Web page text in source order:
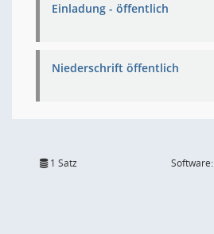
Einladung - öffentlich
Niederschrift öffentlich
1 Satz Software: